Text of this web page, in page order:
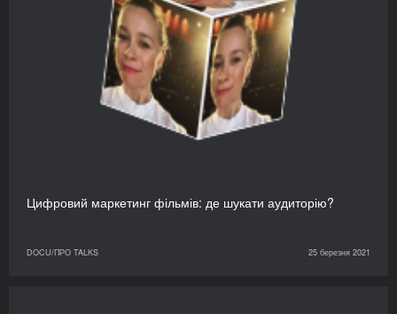
Цифровий маркетинг фільмів: де шукати аудиторію?
DOCU/ПРО TALKS 25 березня 2021